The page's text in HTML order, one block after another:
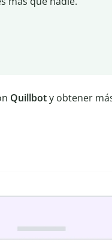
Quillboty obtener